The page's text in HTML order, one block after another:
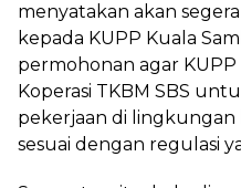
menyatakan akan
kepada KUPP Kuala
permohonan agar
Koperasi TKBM SBS
pekerjaan di lingkungan
sesuai dengan regulasi